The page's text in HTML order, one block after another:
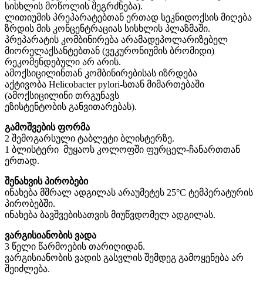
სისხლის მოწოლის შეგრძნება).
ლითიუმის პრეპარატებთან ერთად სეკნიდოქსის მიღება
ზრდის მის კონცენტრაციას სისხლის პლაზმაში.
პრეპარატის კომბინირება არამადეპოლარიზებელ
მიორელაქსანტებთან (ვეკურონიუმის ბრომიდი)
რეკომენდებული არ არის.
ამოქსიცილინთან კომბინირებისას იზრდება
აქტივობა Helicobacter pylori-სთან მიმართებაში
(ამოქსიცილინი თრგუნავს
ეზისტენტობის განვითარებას).
გამოშვების ფორმა
2 შემოგარსული ტაბლეტი ბლისტერზე.
1 ბლისტერი მუყაოს კოლოფში ფურცელ-ჩანართთან
ერთად.
შენახვის პირობები
ინახება მშრალ ადგილას არაუმეტეს 25°C ტემპერატურის
პირობებში.
ინახება ბავშვებისათვის მიუწვდომელ ადგილას.
ვარგისიანობის ვადა
3 წელი წარმოების თარიღიდან.
ვარგისიანობის ვადის გასვლის შემდეგ გამოყენება არ
შეიძლება.